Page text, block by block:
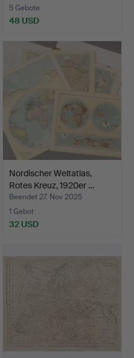
5 Gebote
48 USD
Nordischer Weltatlas,
Rotes Kreuz, 1920er …
Beendet 27. Nov 2025
1 Gebot
32 USD